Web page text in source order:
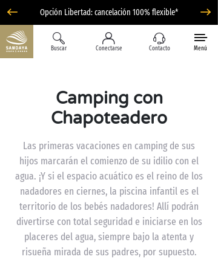
Opción Libertad: cancelación 100% flexible*
Buscar Conectarse Contacto Menú
Camping con
Chapoteadero
Las primeras vacaciones en camping de sus
hijos marcarán el comienzo de su idilio con el
agua. ¡Y si el espacio acuático es el reino de los
nadadores en ciernes, la piscina infantil es el
territorio de los bebés nadadores! Allí podrán
divertirse con total seguridad e iniciarse en los
placeres del agua, siempre bajo la atenta y
risueña mirada de sus padres, por supuesto.